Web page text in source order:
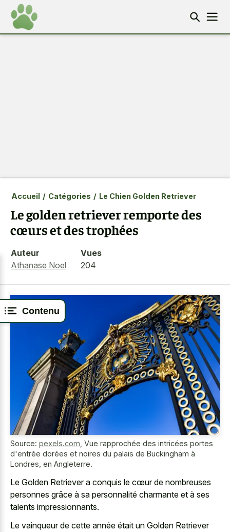
Contenu
Accueil / Catégories / Le Chien Golden Retriever
Le golden retriever remporte des
cœurs et des trophées
Auteur
Athanase Noel
Vues
204
Source: pexels.com Vue rapprochée des intricées portes
d'entrée dorées et noires du palais de Buckingham à
Londres, en Angleterre.
Le Golden Retriever a conquis le cœur de nombreuses
personnes grâce à sa personnalité charmante et à ses
talents impressionnants.
Le vainqueur de cette année était un Golden Retriever